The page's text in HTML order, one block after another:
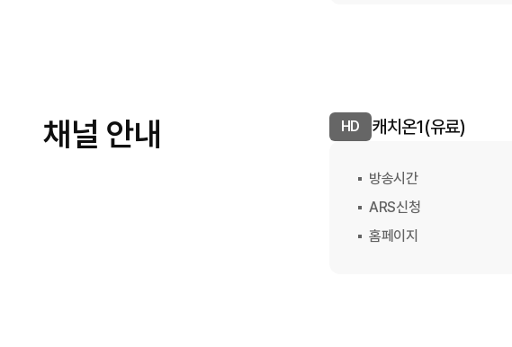
채널 안내 HD 캐치온1(유료)
방송시간
ARS신청
홈페이지